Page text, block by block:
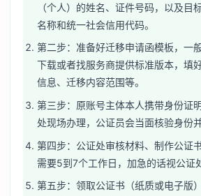
（个人）的姓名、证件号码，以及目
名称和统一社会信用代码。
第二步：准备好迁移申请函模板，一
下载或者找服务商提供标准版本，填
信息、迁移内容范围等。
第三步：原账号主体本人携带身份证
处现场办理，公证员会当面核验身份
第四步：公证处审核材料、制作公证
需要5到7个工作日，加急的话视公证
第五步：领取公证书（纸质或电子版